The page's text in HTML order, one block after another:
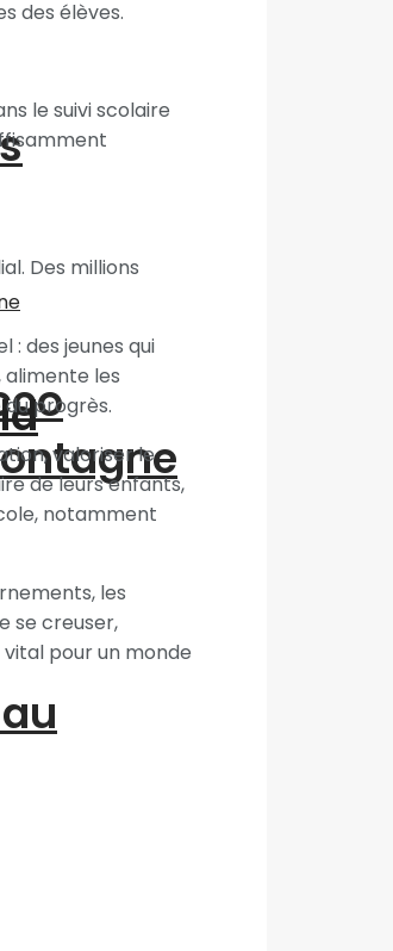
des élèves.
le suivi scolaire
Des millions
: des jeunes qui
les
progrès.
valoriser le
de leurs enfants,
notamment
les
se creuser,
pour un monde